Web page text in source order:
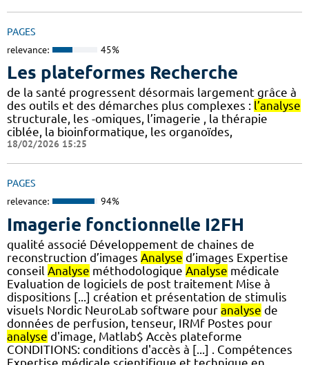
PAGES
relevance: 45%
Les plateformes Recherche
de la santé progressent désormais largement grâce à
des outils et des démarches plus complexes : l’analyse
structurale, les -omiques, l’imagerie , la thérapie
ciblée, la bioinformatique, les organoïdes,
18/02/2026 15:25
PAGES
relevance: 94%
Imagerie fonctionnelle I2FH
qualité associé Développement de chaines de
reconstruction d’images Analyse d’images Expertise
conseil Analyse méthodologique Analyse médicale
Evaluation de logiciels de post traitement Mise à
dispositions [...] création et présentation de stimulis
visuels Nordic NeuroLab software pour analyse de
données de perfusion, tenseur, IRMf Postes pour
analyse d'image, Matlab$ Accès plateforme
CONDITIONS: conditions d'accès à [...] . Compétences